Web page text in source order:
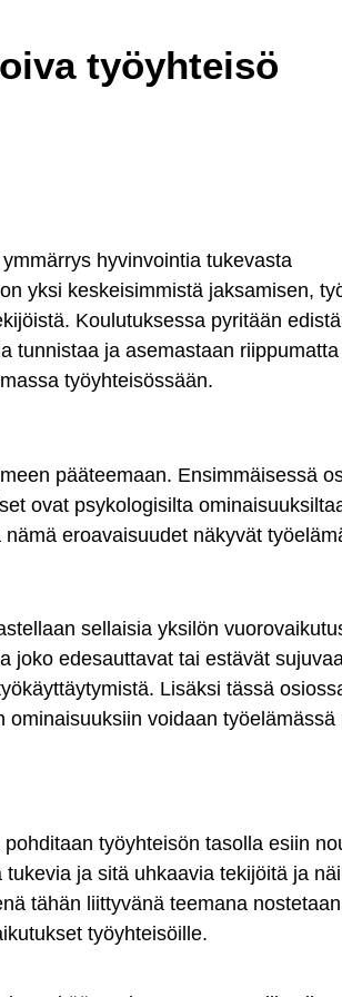
työyhteisö
hyvinvointia tukevasta
yksi keskeisimmistä jaksamisen,
Koulutuksessa pyritään
tunnistaa ja asemastaan
työyhteisössään.
pääteemaan. Ensimmäisessä
ovat psykologisilta
eroavaisuudet näkyvät
sellaisia yksilön
joko edesauttavat tai estävät
Lisäksi tässä
ominaisuuksiin voidaan työelämässä
työyhteisön tasolla esiin
ja sitä uhkaavia tekijöitä ja
tähän liittyvänä teemana
työyhteisöille.